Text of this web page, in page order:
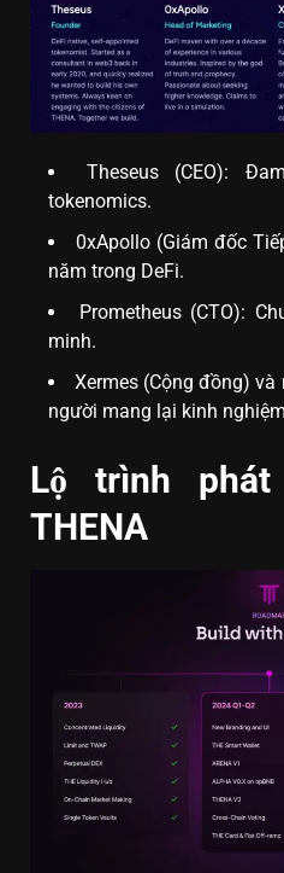
Theseus (CEO):
tokenomics.
0xApollo (Giám đốc
năm trong DeFi.
Prometheus (CTO):
minh.
Xermes (Cộng đồng)
người mang lại kinh
Lộ trình
THENA